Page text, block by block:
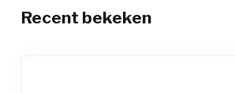
Recent bekeken